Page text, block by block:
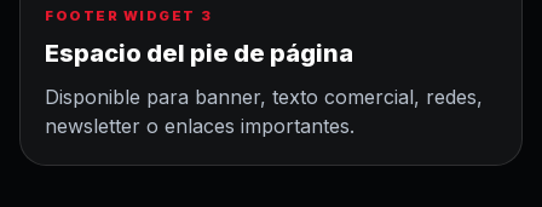
FOOTER WIDGET 3
Espacio del pie de página
Disponible para banner, texto comercial, redes,
newsletter o enlaces importantes.